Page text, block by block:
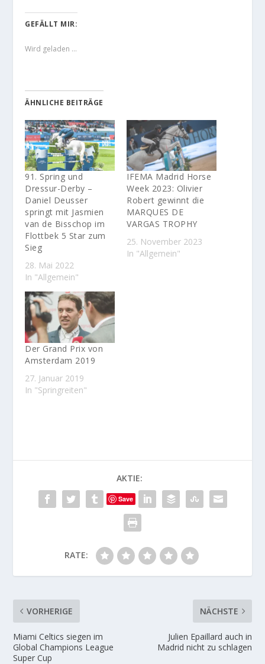
GEFÄLLT MIR:
Wird geladen …
ÄHNLICHE BEITRÄGE
91. Spring und
Dressur-Derby –
Daniel Deusser
springt mit Jasmien
van de Bisschop im
Flottbek 5 Star zum
Sieg
28. Mai 2022
In "Allgemein"
IFEMA Madrid Horse
Week 2023: Olivier
Robert gewinnt die
MARQUES DE
VARGAS TROPHY
25. November 2023
In "Allgemein"
Der Grand Prix von
Amsterdam 2019
27. Januar 2019
In "Springreiten"
AKTIE:
Save
RATE:
VORHERIGE
Miami Celtics siegen im
Global Champions League
Super Cup
NÄCHSTE
Julien Epaillard auch in
Madrid nicht zu schlagen